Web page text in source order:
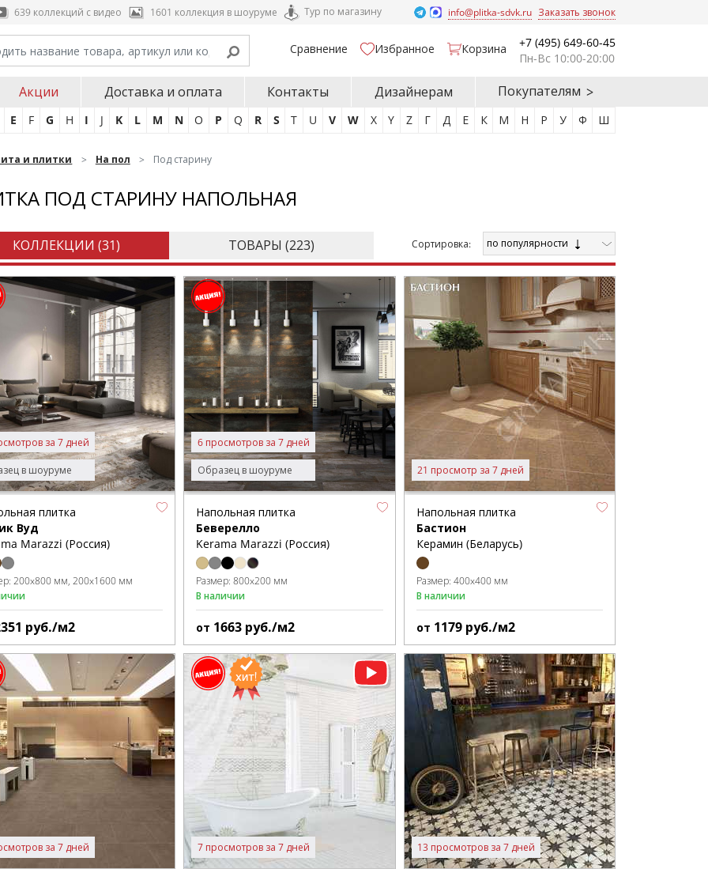
639 коллекций с видео 1601 коллекция в шоуруме Тур по магазину info@plitka-sdvk.ru Заказать звонок
Сравнение Избранное Корзина
+7 (495) 649-60-45
Пн-Вс 10:00-20:00
Акции Доставка и оплата Контакты Дизайнерам Покупателям
E F G H I J K L M N O P Q R S T U V W X Y Z Г Д Е К М Н Р У Ф Ш
и плитки На пол Под старину
ПОД СТАРИНУ НАПОЛЬНАЯ
КОЛЛЕКЦИИ (31) ТОВАРЫ (223) Cортировка: по популярности
в шоуруме
за 7 дней
плитка
Вуд
Marazzi (Россия)
200x800 мм 200x1600 мм
руб./м2
Образец в шоуруме
6 просмотров за 7 дней
Напольная плитка
Беверелло
Kerama Marazzi (Россия)
Размер:800x200 мм
В наличии
от 1663 руб./м2
21 просмотр за 7 дней
Напольная плитка
Бастион
Керамин (Беларусь)
Размер: 400x400 мм
В наличии
от 1179 руб./м2
за 7 дней 7 просмотров за 7 дней 13 просмотров за 7 дней